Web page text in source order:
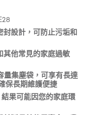
封設計，可防止污垢和
其他常見的家庭過敏
量集塵袋，可享有長達
保長期維護便捷
果可能因您的家庭環